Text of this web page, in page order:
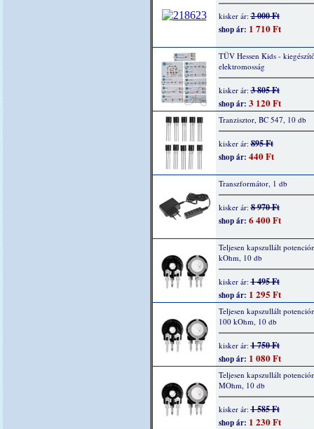
kisker ár:2 000 Ft
shop ár: 1 710 Ft
TÜV Hessen Kids -
elektromosság
kisker ár:3 805 Ft
shop ár: 3 120 Ft
Tranzisztor, BC 547, 10 db
kisker ár:895 Ft
shop ár: 440 Ft
Transzformátor, 1 db
kisker ár:8 970 Ft
shop ár: 6 400 Ft
Teljesen kapszullált
kOhm, 10 db
kisker ár:1 495 Ft
shop ár: 1 295 Ft
Teljesen kapszullált
100 kOhm, 10 db
kisker ár:1 750 Ft
shop ár: 1 080 Ft
Teljesen kapszullált
MOhm, 10 db
kisker ár:1 585 Ft
shop ár: 1 230 Ft